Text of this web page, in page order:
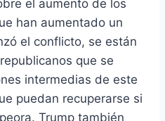
el aumento de los
han aumentado un
el conflicto, se están
que se
intermedias de este
puedan recuperarse si
Trump también